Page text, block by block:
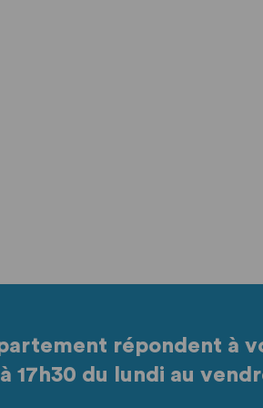
répondent à
17h30 du lundi au